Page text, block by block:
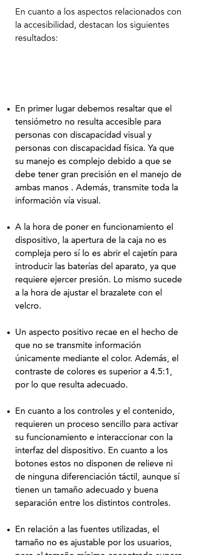
En cuanto a los aspectos relacionados con
la accesibilidad, destacan los siguientes
resultados:
En primer lugar debemos resaltar que el
tensiómetro no resulta accesible para
personas con discapacidad visual y
personas con discapacidad física. Ya que
su manejo es complejo debido a que se
debe tener gran precisión en el manejo de
ambas manos . Además, transmite toda la
información vía visual.
A la hora de poner en funcionamiento el
dispositivo, la apertura de la caja no es
compleja pero sí lo es abrir el cajetín para
introducir las baterías del aparato, ya que
requiere ejercer presión. Lo mismo sucede
a la hora de ajustar el brazalete con el
velcro.
Un aspecto positivo recae en el hecho de
que no se transmite información
únicamente mediante el color. Además, el
contraste de colores es superior a 4.5:1,
por lo que resulta adecuado.
En cuanto a los controles y el contenido,
requieren un proceso sencillo para activar
su funcionamiento e interaccionar con la
interfaz del dispositivo. En cuanto a los
botones estos no disponen de relieve ni
de ninguna diferenciación táctil, aunque sí
tienen un tamaño adecuado y buena
separación entre los distintos controles.
En relación a las fuentes utilizadas, el
tamaño no es ajustable por los usuarios,